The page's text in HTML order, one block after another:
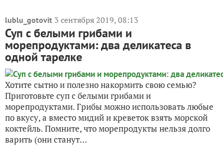
lublu_gotovit 3 сентября 2019, 08:13
Суп с белыми грибами и
морепродуктами: два деликатеса в
одной тарелке
Хотите сытно и полезно накормить свою семью?
Приготовьте суп с белыми грибами и
морепродуктами. Грибы можно использовать любые
по вкусу, а вместо мидий и креветок взять морской
коктейль. Помните, что морепродукты нельзя долго
варить (они станут...